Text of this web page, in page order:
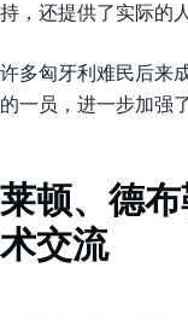
持，还提供了实际的
许多匈牙利难民后来
的一员，进一步加强
莱顿、德
术交流